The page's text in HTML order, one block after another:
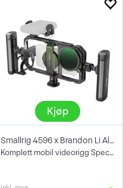
Kjøp
Smallrig 4596 x Brandon Li All-In-One
Komplett mobil videorigg Special Edition